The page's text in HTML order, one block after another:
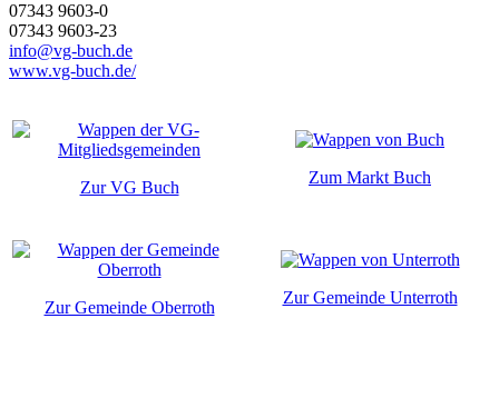
07343 9603-0
07343 9603-23
info@vg-buch.de
www.vg-buch.de/
Zur VG Buch
Zum Markt Buch
Zur Gemeinde Oberroth
Zur Gemeinde Unterroth